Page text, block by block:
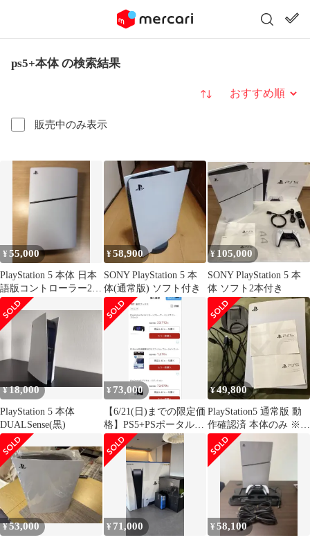
ps5+本体 の検索結果
販売中のみ表示
並び替え
¥55,000
PlayStation 5 本体 日本
語版コントローラー2個
付き 外箱付き
¥58,900
SONY PlayStation 5 本
体(通常版) ソフト付き
¥ 105,000
SONY PlayStation 5 本
体 ソフト2本付き
¥18,000
PlayStation 5 本体
DUALSense(黒)
¥ 73,000
【6/21(日)までの限定価
格】PS5+PSポータルセ
ット
¥49,800
PlayStation5 通常版 動
作確認済 本体のみ ※
箱、コントローラーな
し
¥53,000 ¥ 71,000 ¥58,100